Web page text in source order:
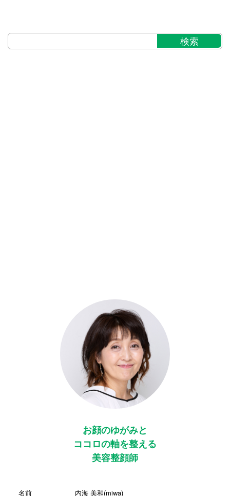
お顔のゆがみと
ココロの軸を整える
美容整顔師
名前 内海 美和(miwa)